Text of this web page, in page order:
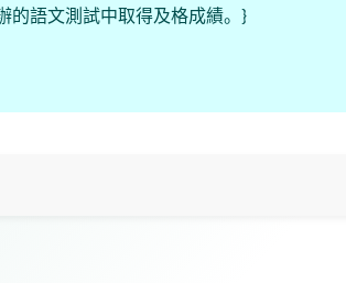
的語文測試中取得及格成績。}